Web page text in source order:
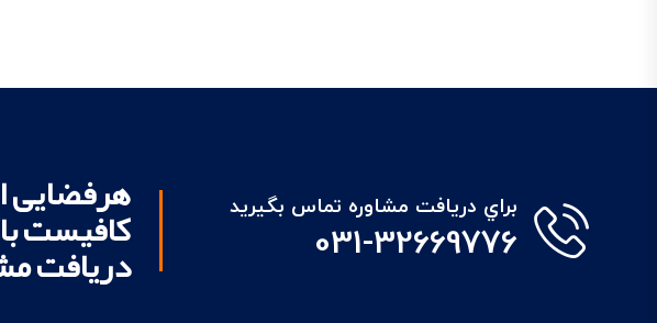
براي دريافت مشاوره تماس بگيريد
031-32669776
هرفضایی
کافیست
دریافت